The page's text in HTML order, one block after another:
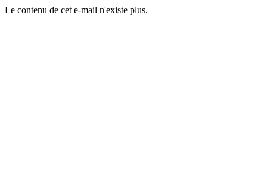
Le contenu de cet e-mail n'existe plus.